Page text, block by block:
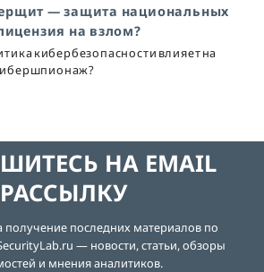
— защита национальных
на взлом?
кибербезопасности влияет на
НА EMAIL
РАССЫЛКУ
получение последних материалов по
— новости, статьи, обзоры
и мнения аналитиков.